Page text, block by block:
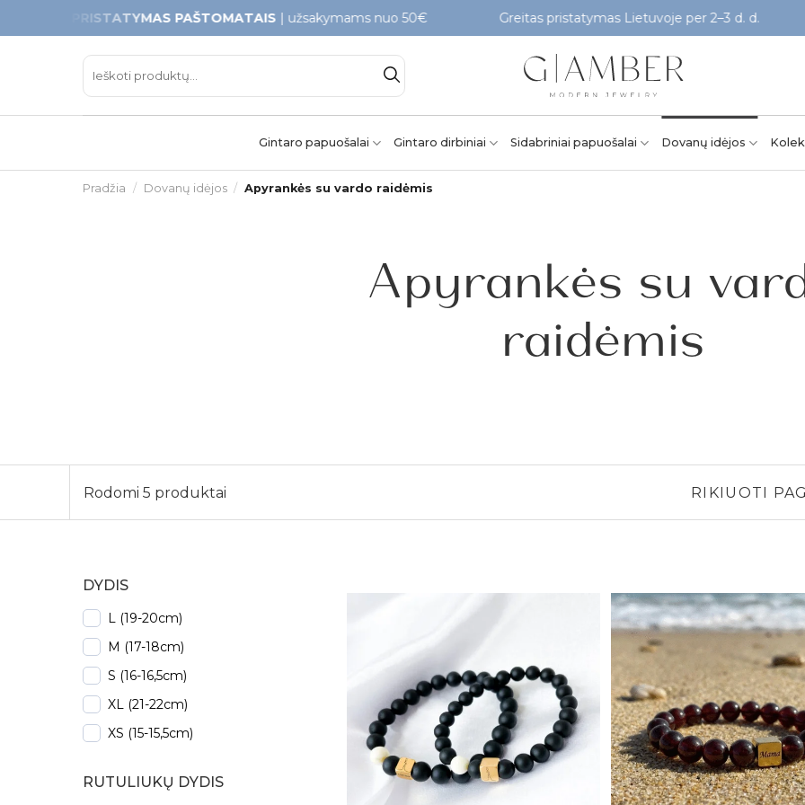
to
PRISTATYMAS PAŠTOMATAIS| užsakymams nuo 50€ Greitas pristatymas Lietuvoje per 2–3 d. d.
Ieškoti:
Gintaro papuošalai Gintaro dirbiniai Sidabriniai papuošalai Dovanų idėjos
Pradžia / Dovanų idėjos / Apyrankės su vardo raidėmis
Apyrankės su
raidėmis
Rodomi 5 produktai RIKIUOTI
DYDIS
L (19-20cm)
M (17-18cm)
S (16-16,5cm)
XL (21-22cm)
XS (15-15,5cm)
RUTULIUKŲ DYDIS
patikusios
prekės